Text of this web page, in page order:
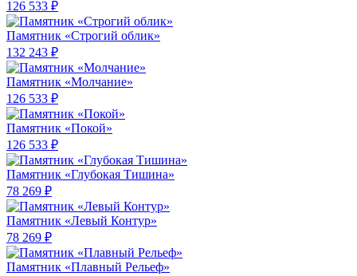
126 533 ₽
Памятник «Строгий облик»
132 243 ₽
Памятник «Молчание»
126 533 ₽
Памятник «Покой»
126 533 ₽
Памятник «Глубокая Тишина»
78 269 ₽
Памятник «Левый Контур»
78 269 ₽
Памятник «Плавный Рельеф»